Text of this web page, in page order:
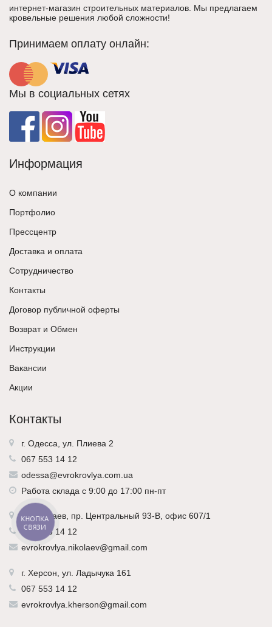
интернет-магазин строительных материалов. Мы предлагаем
кровельные решения любой сложности!
Принимаем оплату онлайн:
Мы в социальных сетях
Информация
О компании
Портфолио
Прессцентр
Доставка и оплата
Сотрудничество
Контакты
Договор публичной оферты
Возврат и Обмен
Инструкции
Вакансии
Акции
Контакты
г. Одесса, ул. Плиева 2
067 553 14 12
odessa@evrokrovlya.com.ua
Работа склада с 9:00 до 17:00 пн-пт
г.Николаев , пр. Центральный 93-В, офис 607/1
067 553 14 12
evrokrovlya.nikolaev@gmail.com
г. Херсон , ул. Ладычука 161
067 553 14 12
evrokrovlya.kherson@gmail.com
КНОПКА
СВЯЗИ